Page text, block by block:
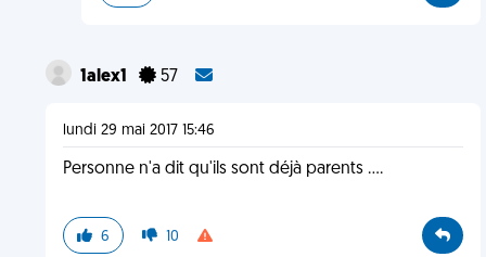
1alex1 57
lundi 29 mai 2017 15:46
Personne n'a dit qu'ils sont déjà parents ....
6 10